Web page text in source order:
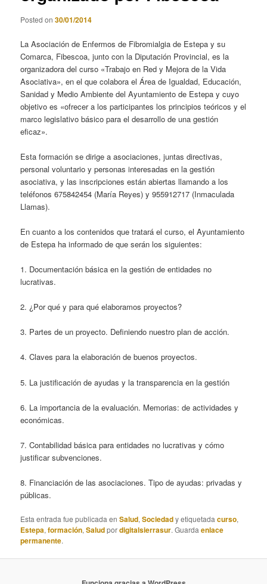
Posted on30/01/2014
La Asociación de Enfermos de Fibromialgia de Estepa y su
Comarca, Fibescoa, junto con la Diputación Provincial, es la
organizadora del curso «Trabajo en Red y Mejora de la Vida
Asociativa», en el que colabora el Área de Igualdad, Educación,
Sanidad y Medio Ambiente del Ayuntamiento de Estepa y cuyo
objetivo es «ofrecer a los participantes los principios teóricos y el
marco legislativo básico para el desarrollo de una gestión
eficaz».
Esta formación se dirige a asociaciones, juntas directivas,
personal voluntario y personas interesadas en la gestión
asociativa, y las inscripciones están abiertas llamando a los
teléfonos 675842454 (María Reyes) y 955912717 (Inmaculada
Llamas).
En cuanto a los contenidos que tratará el curso, el Ayuntamiento
de Estepa ha informado de que serán los siguientes:
1. Documentación básica en la gestión de entidades no
lucrativas.
2. ¿Por qué y para qué elaboramos proyectos?
3. Partes de un proyecto. Definiendo nuestro plan de acción.
4. Claves para la elaboración de buenos proyectos.
5. La justificación de ayudas y la transparencia en la gestión
6. La importancia de la evaluación. Memorias: de actividades y
económicas.
7. Contabilidad básica para entidades no lucrativas y cómo
justificar subvenciones.
8. Financiación de las asociaciones. Tipo de ayudas: privadas y
públicas.
Esta entrada fue publicada enSalud,Sociedady etiquetadacurso,
Estepa,formación,Saludpordigitalsierrasur. Guardaenlace
permanente.